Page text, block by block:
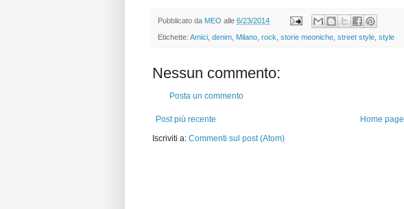
Pubblicato da MEO alle 6/23/2014
Etichette: Amici denim Milano rock storie meoniche street style style
Nessun commento:
Posta un commento
Post più recente
Home page
Iscriviti a: Commenti sul post (Atom)